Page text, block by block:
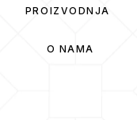
PROIZVODNJA
O NAMA